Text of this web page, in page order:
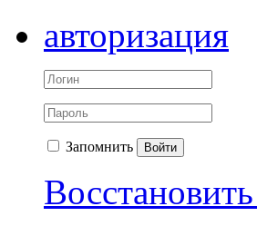
авторизация
Запомнить Войти